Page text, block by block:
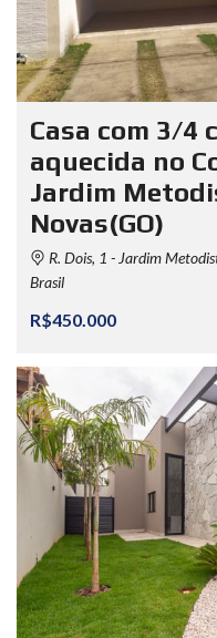
Casa com 3/4
aquecida no
Jardim
Novas(GO)
R. Dois, 1 - Jardim
Brasil
R$450.000